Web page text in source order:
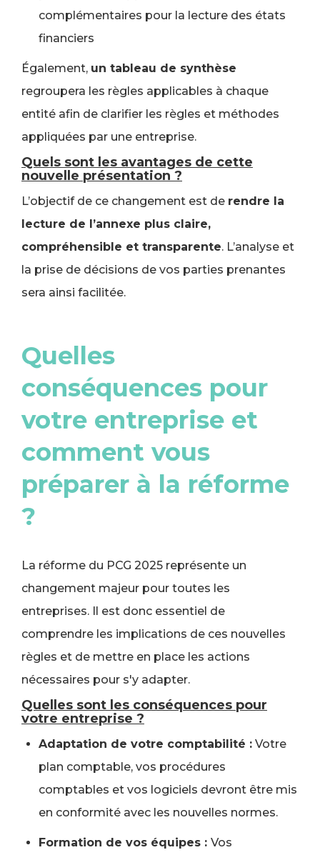
complémentaires pour la lecture des états
financiers
Également, un tableau de synthèse
regroupera les règles applicables à chaque
entité afin de clarifier les règles et méthodes
appliquées par une entreprise.
Quels sont les avantages de cette
nouvelle présentation ?
L’objectif de ce changement est de rendre la
lecture de l’annexe plus claire,
compréhensible et transparente. L’analyse et
la prise de décisions de vos parties prenantes
sera ainsi facilitée.
Quelles
conséquences pour
votre entreprise et
comment vous
préparer à la réforme
?
La réforme du PCG 2025 représente un
changement majeur pour toutes les
entreprises. Il est donc essentiel de
comprendre les implications de ces nouvelles
règles et de mettre en place les actions
nécessaires pour s'y adapter.
Quelles sont les conséquences pour
votre entreprise ?
Adaptation de votre comptabilité : Votre
plan comptable, vos procédures
comptables et vos logiciels devront être mis
en conformité avec les nouvelles normes.
Formation de vos équipes : Vos